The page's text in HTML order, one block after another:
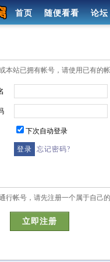
首页 随便看看 论坛
本站已拥有帐号，请使用已有的
下次自动登录
忘记密码?
行帐号，请先注册一个属于自己的
立即注册